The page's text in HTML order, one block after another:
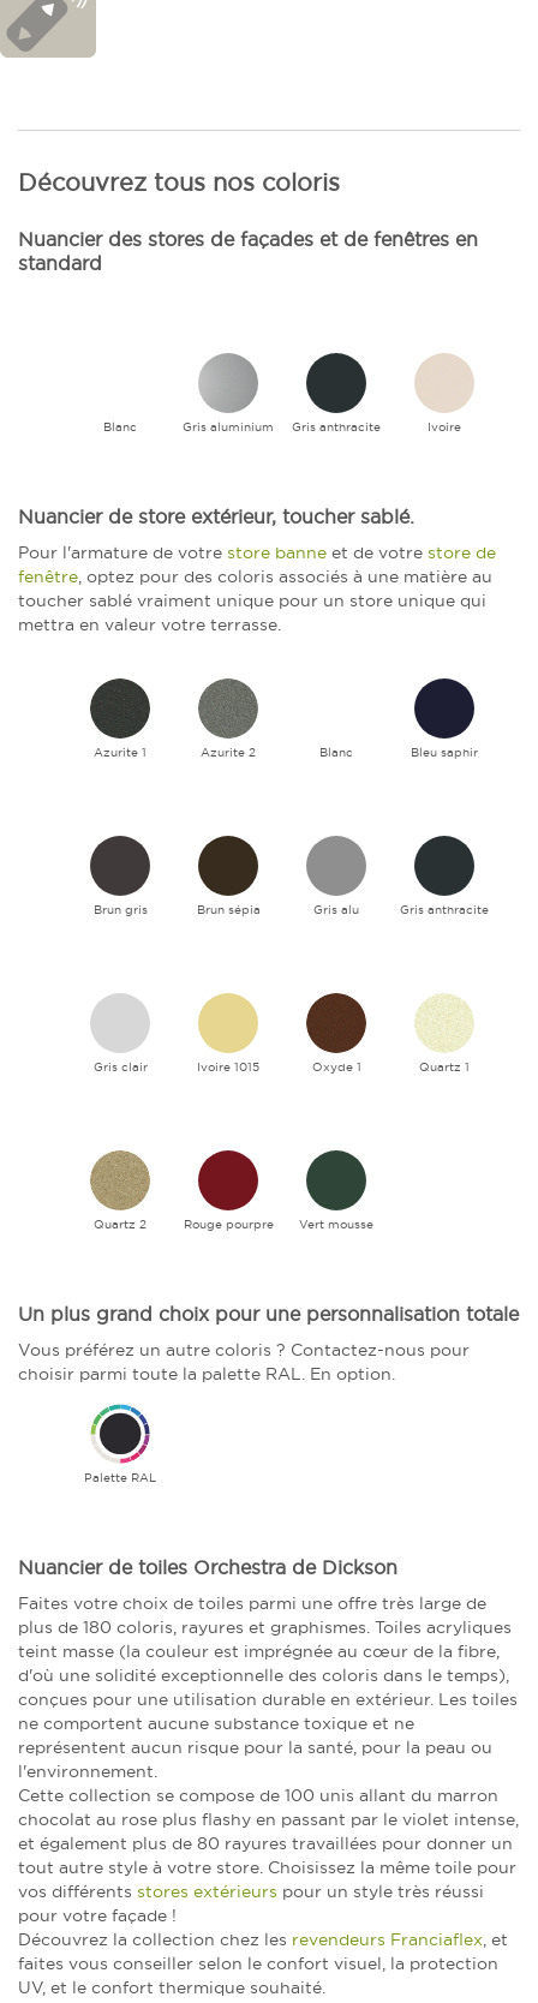
Découvrez tous nos coloris
Nuancier des stores de façades et de fenêtres en
standard
Blanc Gris aluminium Gris anthracite Ivoire
Nuancier de store extérieur, toucher sablé.
Pour l'armature de votre store banne et de votre store de
fenêtre, optez pour des coloris associés à une matière au
toucher sablé vraiment unique pour un store unique qui
mettra en valeur votre terrasse.
Azurite 1 Azurite 2 Blanc Bleu saphir
Brun gris Brun sépia Gris alu Gris anthracite
Gris clair Ivoire 1015 Oxyde 1 Quartz 1
Quartz 2 Rouge pourpre Vert mousse
Un plus grand choix pour une personnalisation totale
Vous préférez un autre coloris ? Contactez-nous pour
choisir parmi toute la palette RAL. En option.
Palette RAL
Nuancier de toiles Orchestra de Dickson
Faites votre choix de toiles parmi une offre très large de
plus de 180 coloris, rayures et graphismes. Toiles acryliques
teint masse (la couleur est imprégnée au cœur de la fibre,
d'où une solidité exceptionnelle des coloris dans le temps),
conçues pour une utilisation durable en extérieur. Les toiles
ne comportent aucune substance toxique et ne
représentent aucun risque pour la santé, pour la peau ou
l'environnement.
Cette collection se compose de 100 unis allant du marron
chocolat au rose plus flashy en passant par le violet intense,
et également plus de 80 rayures travaillées pour donner un
tout autre style à votre store. Choisissez la même toile pour
vos différents stores extérieurs pour un style très réussi
pour votre façade !
Découvrez la collection chez les revendeurs Franciaflex, et
faites vous conseiller selon le confort visuel, la protection
UV, et le confort thermique souhaité.